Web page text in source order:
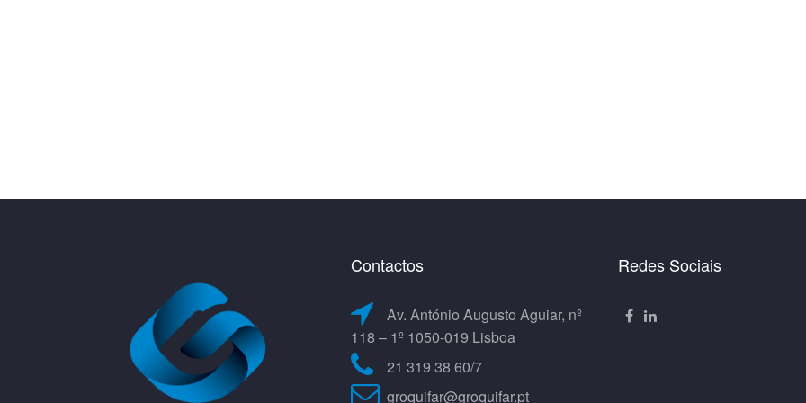
Contactos
Av. António Augusto Aguiar, nº
118 – 1º 1050-019 Lisboa
21 319 38 60/7
groquifar@groquifar.pt
Redes Sociais